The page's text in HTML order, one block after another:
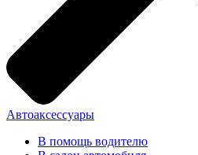
Автоаксессуары
В помощь водителю